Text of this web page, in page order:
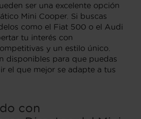
ser una excelente opción
Mini Cooper. Si buscas
como el Fiat 500 o el Audi
tu interés con
y un estilo único.
disponibles para que puedas
el que mejor se adapte a tus
con